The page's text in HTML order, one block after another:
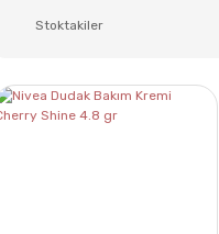
Stoktakiler